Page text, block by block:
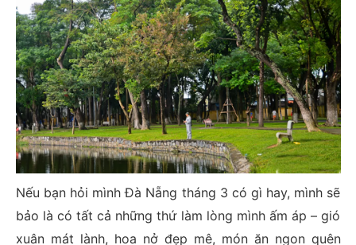
Nếu bạn hỏi mình Đà Nẵng tháng 3 có gì hay, mình sẽ
bảo là có tất cả những thứ làm lòng mình ấm áp – gió
xuân mát lành, hoa nở đẹp mê, món ăn ngon quên